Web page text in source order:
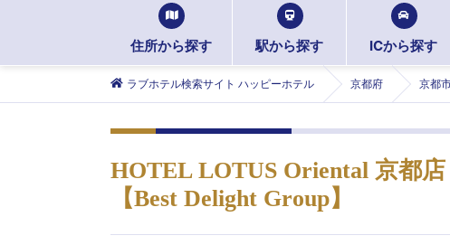
住所から探す 駅から探す ICから探す
ラブホテル検索サイト ハッピーホテル 京都府 京都
HOTEL LOTUS Oriental 京都
【Best Delight Group】